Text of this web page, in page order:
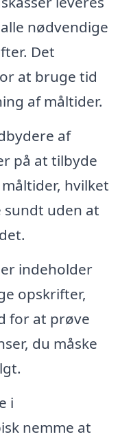
nødvendige
Det
at bruge tid
af måltider.
af
på at tilbyde
hvilket
uden at
indeholder
opskrifter,
for at prøve
du måske
i
nemme at